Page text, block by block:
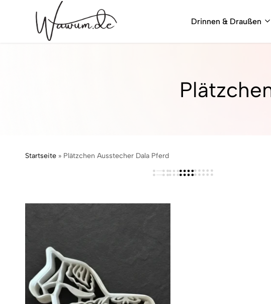
Drinnen & Draußen
Startseite » Plätzchen Ausstecher Dala Pferd